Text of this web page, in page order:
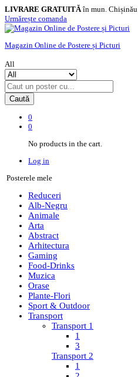
LIVRARE GRATUITĂîn mun. Chișinău
Urmărește comanda
Magazin Online de Postere și Picturi
All
Caută
0
0
No products in the cart.
Log in
Posterele mele
Reduceri
Alb-Negru
Animale
Arta
Abstract
Arhitectura
Gaming
Food-Drinks
Muzica
Orase
Plante-Flori
Sport & Outdoor
Transport
Transport 1
1
3
Transport 2
1